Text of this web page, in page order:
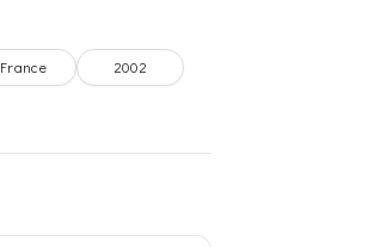
France 2002